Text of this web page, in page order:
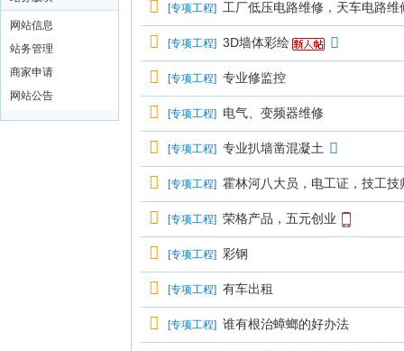
网站信息
站务管理
商家申请
网站公告
[专项工程] 工厂低压电路维修，天车电路维
[专项工程] 3D墙体彩绘
[专项工程] 专业修监控
[专项工程] 电气、变频器维修
[专项工程] 专业扒墙凿混凝土
[专项工程] 霍林河八大员，电工证，技工技
[专项工程] 荣格产品，五元创业
[专项工程] 彩钢
[专项工程] 有车出租
[专项工程] 谁有根治蟑螂的好办法